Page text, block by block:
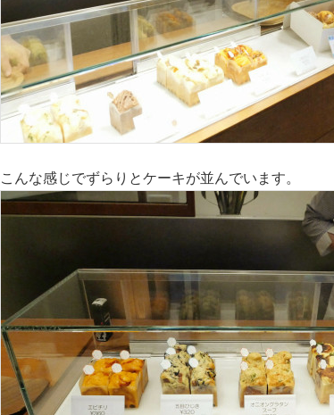
こんな感じでずらりとケーキが並んでいます。